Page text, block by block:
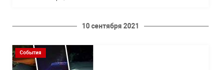
10 сентября 2021
События